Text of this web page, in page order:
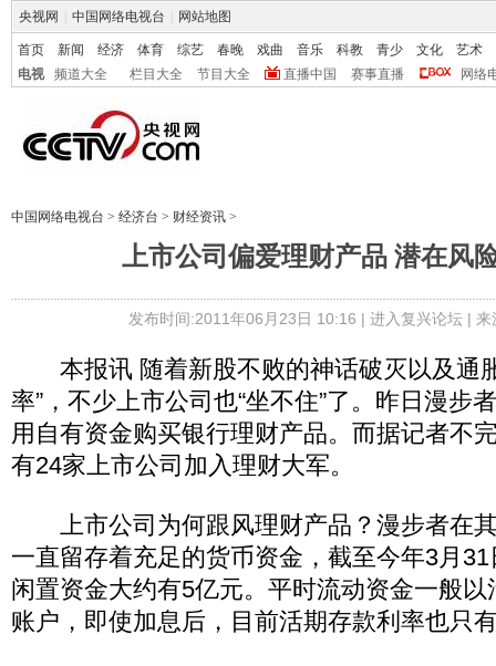
央视网 中国网络电视台 网站地图
首页 新闻 经济 体育 综艺 春晚 戏曲 音乐 科教 青少 文化
艺术
电视
频道大全 栏目大全 节目大全 直播中国 赛事直播 网络
中国网络电视台 > 经济台 > 财经资讯 >
上市公司偏爱理财产品 潜在风
发布时间:2011年06月23日 10:16 | 进入复兴论坛| 来
本报讯 随着新股不败的神话破灭以及通
率”，不少上市公司也“坐不住”了。昨日漫步
用自有资金购买银行理财产品。而据记者不
有24家上市公司加入理财大军。
上市公司为何跟风理财产品？漫步者在
一直留存着充足的货币资金，截至今年3月
闲置资金大约有5亿元。平时流动资金一般
账户，即使加息后，目前活期存款利率也只